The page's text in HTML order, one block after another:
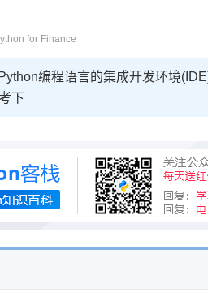
for Finance
编程语言的集成开发环境
下